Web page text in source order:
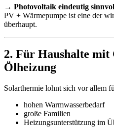
→ Photovoltaik eindeutig
PV + Wärmepumpe ist eine der
überhaupt.
2. Für Haushalte mit
Ölheizung
Solarthermie lohnt sich vor allem
hohen Warmwasserbedarf
große Familien
Heizungsunterstützung im